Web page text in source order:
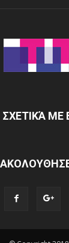
ΣΧΕΤΙΚΆ ΜΕ